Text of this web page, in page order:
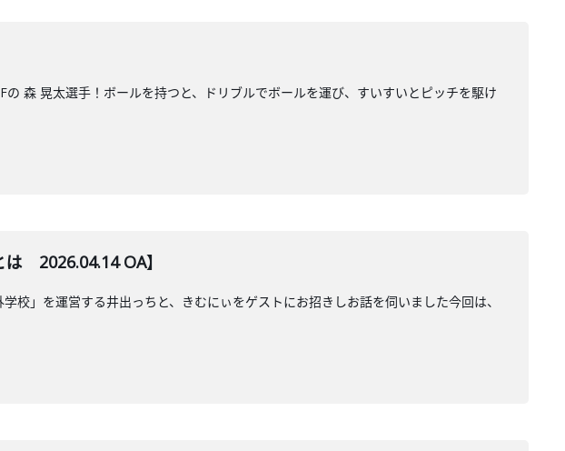
森 晃太選手！ボールを持つと、ドリブルでボールを運び、すいすいとピッチを駆け
は 2026.04.14 OA】
校」を運営する井出っちと、きむにぃをゲストにお招きしお話を伺いました今回は、